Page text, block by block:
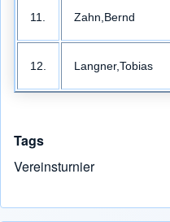
11. Zahn,Bernd
12. Langner,Tobias
Tags
Vereinsturnier